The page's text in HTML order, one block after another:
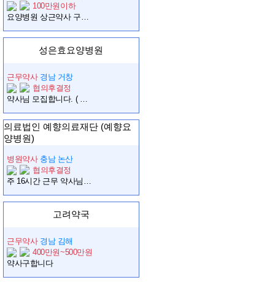
100만원이하
요양병원 상근약사 구합니다.
성은효요양병원
근무약사 경남 거창
협의후결정
약사님 모집합니다. ( 주2회 16시간)
의료법인 예향의료재단 (예향요
양병원)
병원약사 충남 논산
협의후결정
주 16시간 근무 약사님 초빙
고려약국
근무약사 경남 김해
400만원~500만원
약사구합니다